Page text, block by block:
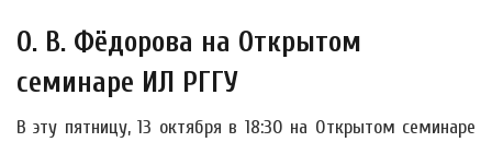
О. В. Фёдорова на Открытом
семинаре ИЛ РГГУ
В эту пятницу, 13 октября в 18:30 на Открытом семинаре